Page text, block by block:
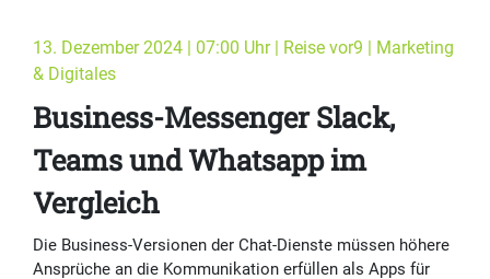
13. Dezember 2024 | 07:00 Uhr | Reise vor9 | Marketing
& Digitales
Business-Messenger Slack,
Teams und Whatsapp im
Vergleich
Die Busi­ness-Versionen der Chat-Dienste müssen höhere
Ansprüche an die Kommu­nika­tion erfüllen als Apps für